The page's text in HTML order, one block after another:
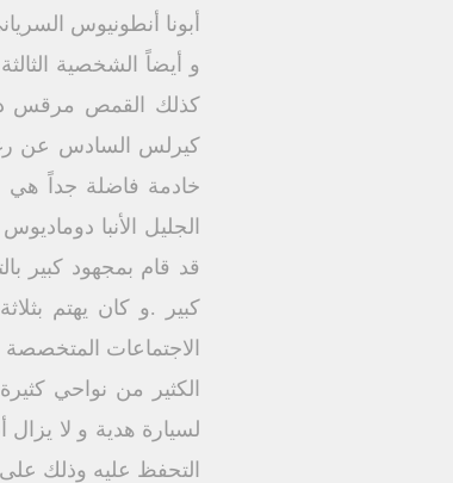
أبونا أنطونيوس
و أيضاً الشخصية
كيرلس السادس عن
الجليل الأنبا
قد قام بمجهود كبير
كبير .و كان يهتم
الاجتماعات
الكثير من نواحي
التحفظ عليه وذلك